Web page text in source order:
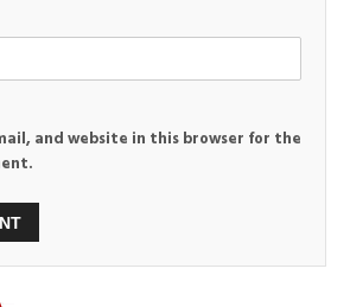
and website in this browser for the